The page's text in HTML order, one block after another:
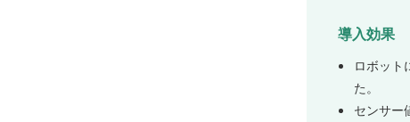
導入効果
ロボット
た。
センサー